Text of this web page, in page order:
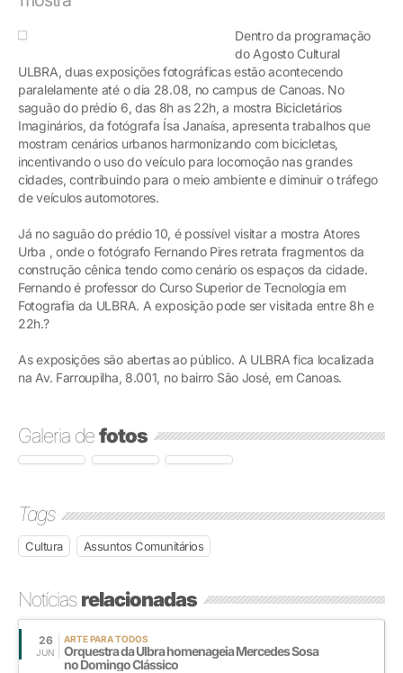
Dentro da programação
do Agosto Cultural
ULBRA, duas exposições fotográficas estão acontecendo
paralelamente até o dia 28.08, no campus de Canoas. No
saguão do prédio 6, das 8h as 22h, a mostra Bicicletários
Imaginários, da fotógrafa Ísa Janaísa, apresenta trabalhos que
mostram cenários urbanos harmonizando com bicicletas,
incentivando o uso do veículo para locomoção nas grandes
cidades, contribuindo para o meio ambiente e diminuir o tráfego
de veículos automotores.
Já no saguão do prédio 10, é possível visitar a mostra Atores
Urba , onde o fotógrafo Fernando Pires retrata fragmentos da
construção cênica tendo como cenário os espaços da cidade.
Fernando é professor do Curso Superior de Tecnologia em
Fotografia da ULBRA. A exposição pode ser visitada entre 8h e
22h.?
As exposições são abertas ao público. A ULBRA fica localizada
na Av. Farroupilha, 8.001, no bairro São José, em Canoas.
Galeria defotos
Tags
Cultura Assuntos Comunitários
Notíciasrelacionadas
26
JUN
ARTE PARA TODOS
Orquestra da Ulbra homenageia Mercedes Sosa
no Domingo Clássico